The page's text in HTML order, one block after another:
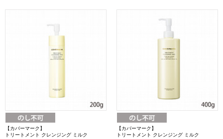
【カバーマーク】
トリートメント クレンジング ミルク
【カバーマーク】
トリートメント クレンジング ミルク